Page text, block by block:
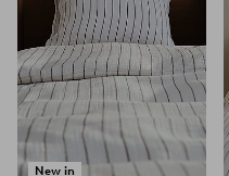
New in